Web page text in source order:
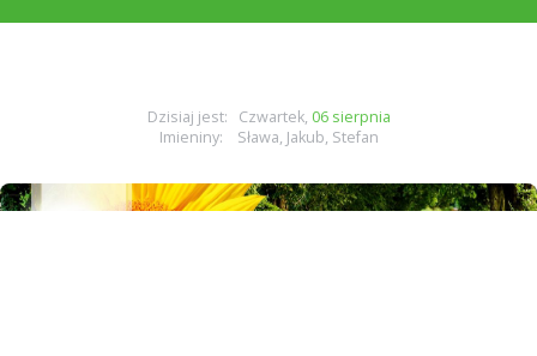
Dzisiaj jest: Czwartek, 06 sierpnia
Imieniny: Sława, Jakub, Stefan